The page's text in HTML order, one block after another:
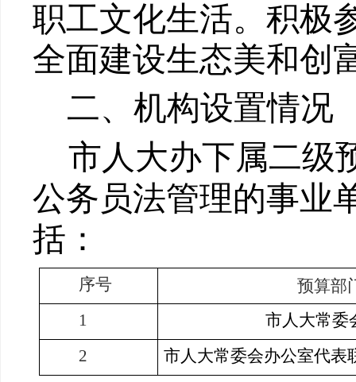
职工文化生活。积极
全面建设生态美和创
二、 机构设置情况
市人大办下属二级
公务员法管理的事业
括：
序号 预算部
1
市人大常委
2
市人大常委会办公室代表